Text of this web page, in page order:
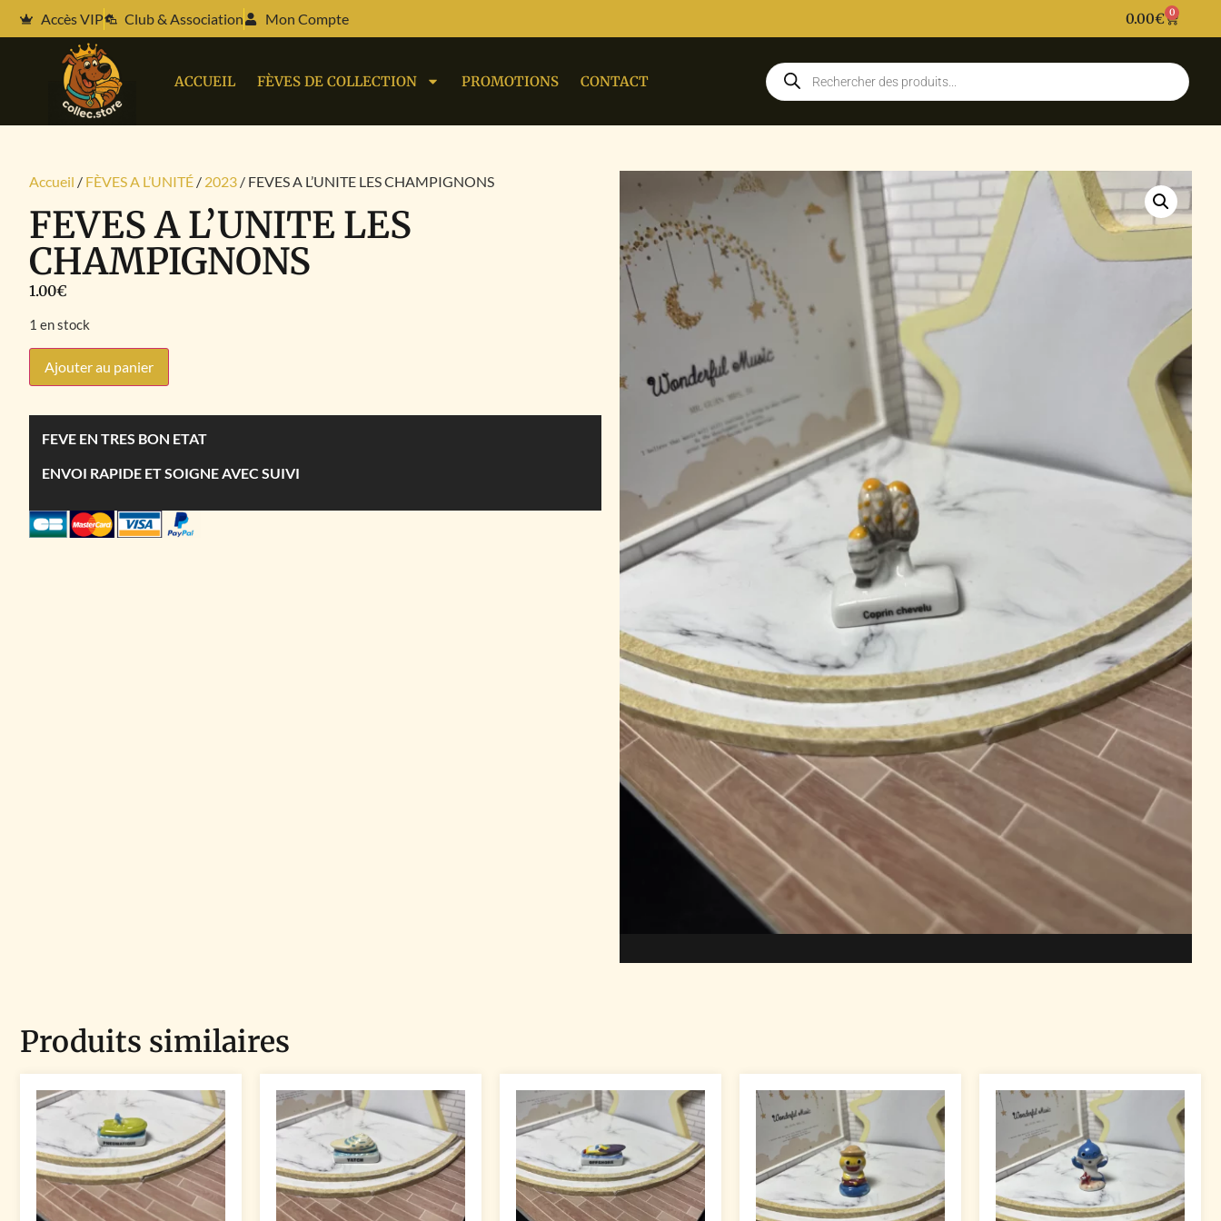
Accès VIP Club & Association Mon Compte 0.00€ 0
ACCUEIL FÈVES DE COLLECTION PROMOTIONS CONTACT
Accueil / FÈVES A L’UNITÉ / 2023 / FEVES A L’UNITE LES CHAMPIGNONS
FEVES A L’UNITE LES
CHAMPIGNONS
1.00€
1 en stock
Ajouter au panier
FEVE EN TRES BON ETAT
ENVOI RAPIDE ET SOIGNE AVEC SUIVI
Produits similaires